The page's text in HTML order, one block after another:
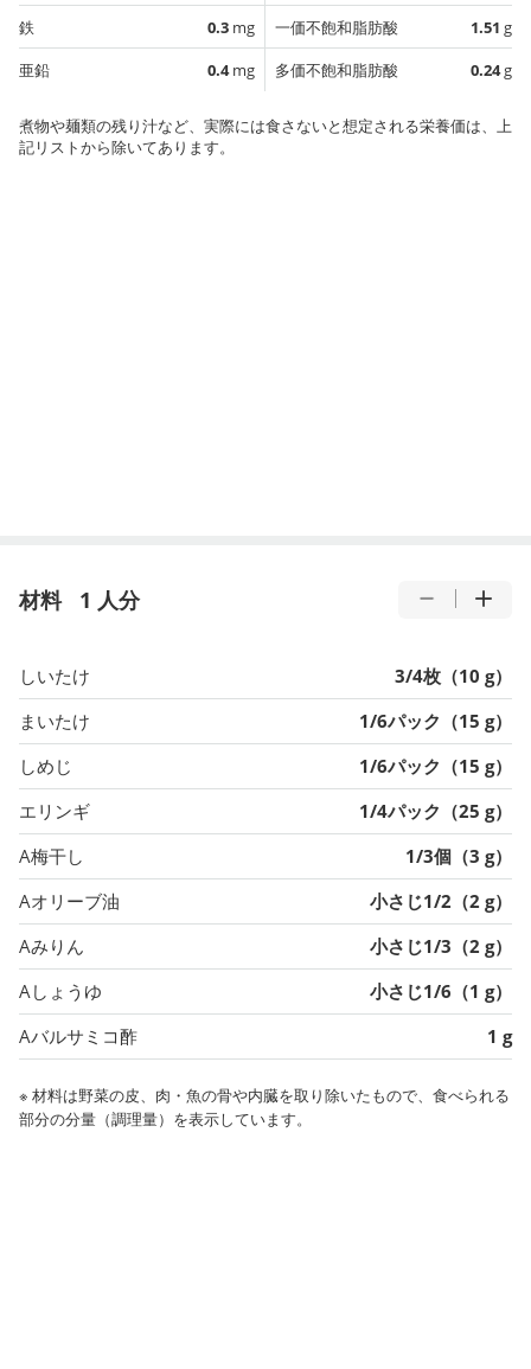
鉄
0.3 mg
亜鉛
0.4mg
一価不飽和脂肪酸
1.51 g
多価不飽和脂肪酸
0.24g
煮物や麺類の残り汁など、実際には食さないと想定される栄養価は、上
記リストから除いてあります。
材料 1 人分
しいたけ
3/4枚（10 g）
まいたけ
1/6パック（15 g）
しめじ
1/6パック（15 g）
エリンギ
1/4パック（25 g）
A梅干し
1/3個（3 g）
Aオリーブ油
小さじ1/2（2 g）
Aみりん
小さじ1/3（2 g）
Aしょうゆ
小さじ1/6（1 g）
Aバルサミコ酢
1 g
※ 材料は野菜の皮、肉・魚の骨や内臓を取り除いたもので、食べられる
部分の分量（調理量）を表示しています。